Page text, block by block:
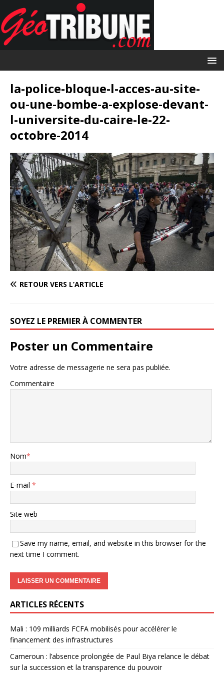
la-police-bloque-l-acces-au-site-
ou-une-bombe-a-explose-devant-
l-universite-du-caire-le-22-
octobre-2014
RETOUR VERS L’ARTICLE
SOYEZ LE PREMIER À COMMENTER
Poster un Commentaire
Votre adresse de messagerie ne sera pas publiée.
Commentaire
Nom*
E-mail *
Site web
Save my name, email, and website in this browser for the
next time I comment.
ARTICLES RÉCENTS
Mali : 109 milliards FCFA mobilisés pour accélérer le
financement des infrastructures
Cameroun : l’absence prolongée de Paul Biya relance le débat
sur la succession et la transparence du pouvoir